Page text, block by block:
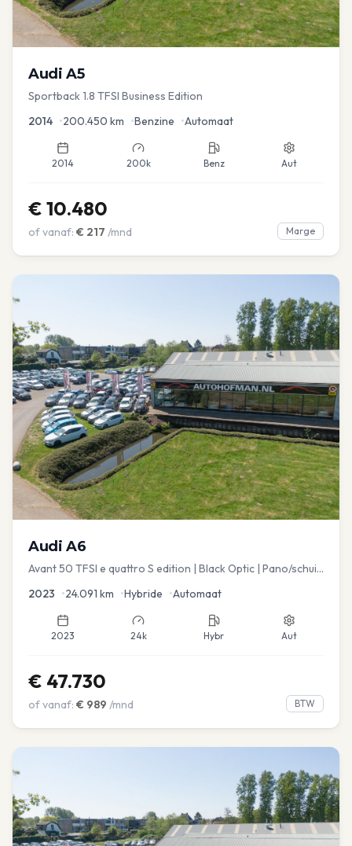
Audi A5
Sportback 1.8 TFSI Business Edition
2014 •200.450 km •Benzine •Automaat
2014 200k Benz Aut
€ 10.480
of vanaf: € 217 /mnd Marge
Audi A6
Avant 50 TFSI e quattro S edition | Black Optic | Pano/schuif
2023 •24.091 km •Hybride •Automaat
2023 24k Hybr Aut
€ 47.730
of vanaf: € 989 /mnd BTW